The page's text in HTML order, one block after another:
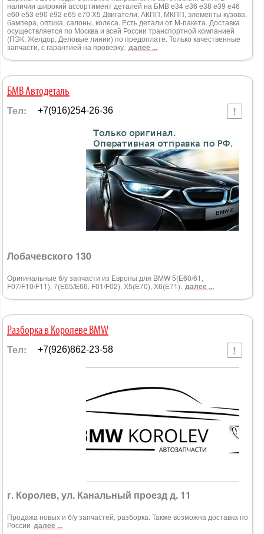
наличии широкий ассортимент деталей на БМВ e34 е36 е38 е39 е46
е60 е53 е90 е92 е65 е70 Х5 Двигатели, АКПП, МКПП, элементы кузова,
бампера, оптика, салоны, колеса. Есть детали от М-пакета. Доставка
осуществляется по Москва и всей России транспортной компанией
(ПЭК, Желдор, Деловые линии) по предоплате. Только качественные
запчасти, с гарантией на проверку. далее ...
БМВ Автодеталь
Тел: +7(916)254-26-36
Лобачевского 130
Оригинальные б/у запчасти из Европы для BMW 5(Е60/61,
F07/F10/F11), 7(Е65/Е66, F01/F02), Х5(Е70), Х6(Е71). далее ...
Разборка в Королеве BMW
Тел: +7(926)862-23-58
г. Королев, ул. Канальный проезд д. 11
Продажа новых и б/у запчастей, разборка. Также возможна доставка по
России далее ...